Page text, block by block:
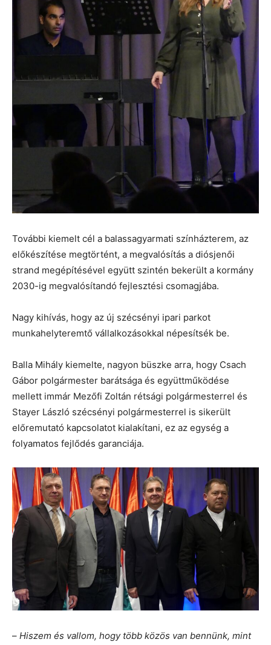
További kiemelt cél a balassagyarmati színházterem, az
előkészítése megtörtént, a megvalósítás a diósjenői
strand megépítésével együtt szintén bekerült a kormány
2030-ig megvalósítandó fejlesztési csomagjába.
Nagy kihívás, hogy az új szécsényi ipari parkot
munkahelyteremtő vállalkozásokkal népesítsék be.
Balla Mihály kiemelte, nagyon büszke arra, hogy Csach
Gábor polgármester barátsága és együttműködése
mellett immár Mezőfi Zoltán rétsági polgármesterrel és
Stayer László szécsényi polgármesterrel is sikerült
előremutató kapcsolatot kialakítani, ez az egység a
folyamatos fejlődés garanciája.
– Hiszem és vallom, hogy több közös van bennünk, mint